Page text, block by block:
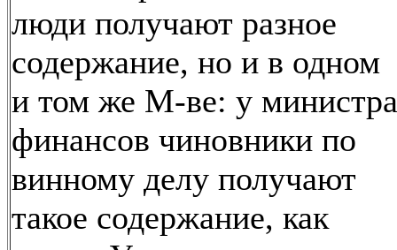
люди получают разное
содержание, но и в одном
и том же М-ве: у министра
финансов чиновники по
винному делу получают
такое содержание, как